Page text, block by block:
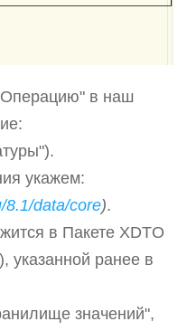
в наш
укажем:
8.1/data/core).
в Пакете XDTO
), указанной ранее в
значений",